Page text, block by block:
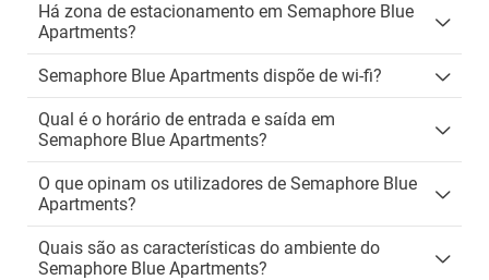
Há zona de estacionamento em Semaphore Blue
Apartments?
Semaphore Blue Apartments dispõe de wi-fi?
Qual é o horário de entrada e saída em
Semaphore Blue Apartments?
O que opinam os utilizadores de Semaphore Blue
Apartments?
Quais são as características do ambiente do
Semaphore Blue Apartments?